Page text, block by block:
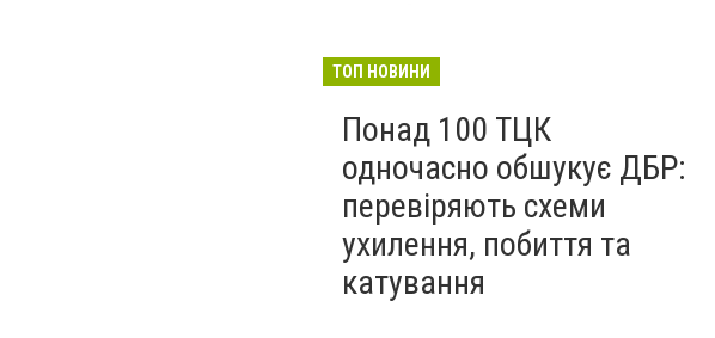
ТОП НОВИНИ
Понад 100 ТЦК
одночасно обшукує ДБР:
перевіряють схеми
ухилення, побиття та
катування